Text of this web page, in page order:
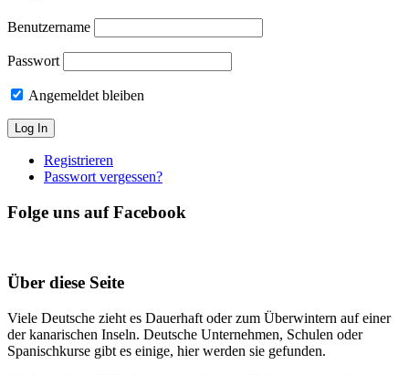
Benutzername
Passwort
Angemeldet bleiben
Registrieren
Passwort vergessen?
Folge uns auf Facebook
Über diese Seite
Viele Deutsche zieht es Dauerhaft oder zum Überwintern auf einer
der kanarischen Inseln. Deutsche Unternehmen, Schulen oder
Spanischkurse gibt es einige, hier werden sie gefunden.